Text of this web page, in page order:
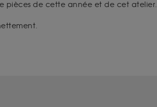
pièces de cette année et de cet atelier.